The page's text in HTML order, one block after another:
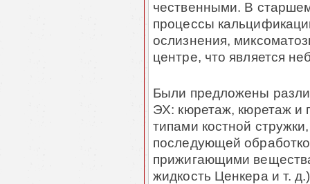
чественными. В
процессы
ослизнения,
центре, что является
Были предложены
ЭХ: кюретаж, кюретаж и
типами кост­ной
последующей
прижигающими
жид­кость Ценкера и т.